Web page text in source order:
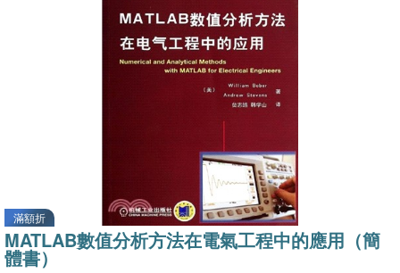
滿額折
MATLAB數值分析方法在電氣工程中的應用（簡
體書）